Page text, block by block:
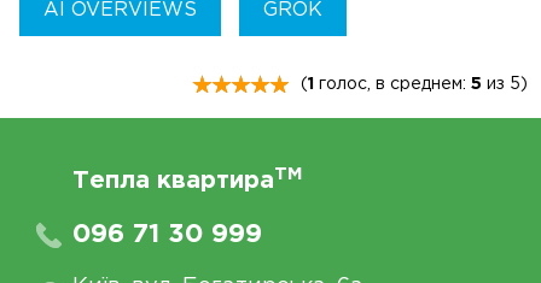
AI OVERVIEWS GROK
( 1 голос, в среднем: 5 из 5)
Тепла квартираTM
096 71 30 999